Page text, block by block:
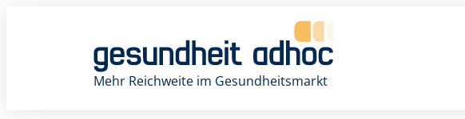
Mehr Reichweite im Gesundheitsmarkt